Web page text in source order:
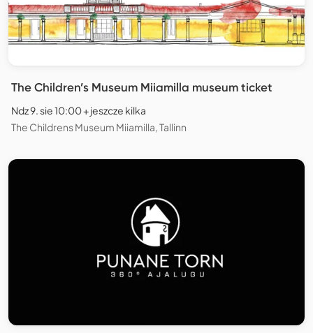
The Children’s Museum Miiamilla museum ticket
Ndz 9. sie 10:00 + jeszcze kilka
The Childrens Museum Miiamilla, Tallinn